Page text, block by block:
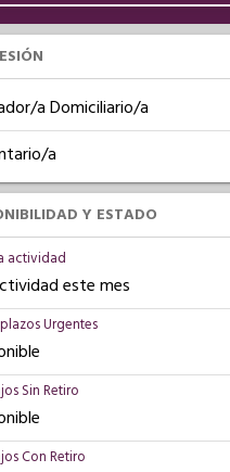
a Domiciliario/a
a
Y ESTADO
actividad
este mes
Urgentes
Sin Retiro
Con Retiro